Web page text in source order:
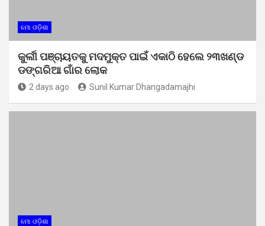
ମୋ ଓଡ଼ିଶା
କୁର୍ଲୀ ପଞ୍ଚାୟତକୁ ମଦମୁକ୍ତ ପାଇଁ ଏକାଠି ହେଲେ ୨୩ଖଣ୍ଡ
ଡଙ୍ଗରିଆ ଗାଁର ଲୋକ
2 days ago Sunil Kumar Dhangadamajhi
ମୋ ଓଡ଼ିଶା